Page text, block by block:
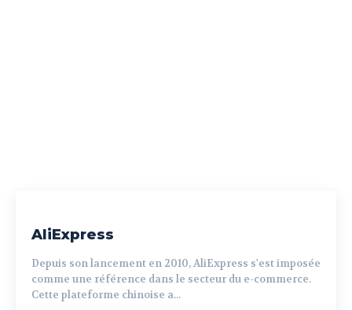
AliExpress
Depuis son lancement en 2010, AliExpress s'est imposée
comme une référence dans le secteur du e-commerce.
Cette plateforme chinoise a...